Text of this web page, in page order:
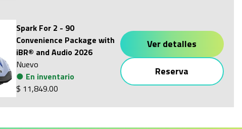
Spark For 2 - 90
Convenience Package with
iBR® and Audio 2026
Nuevo
● En inventario
$ 11,849.00
Ver detalles
Reserva